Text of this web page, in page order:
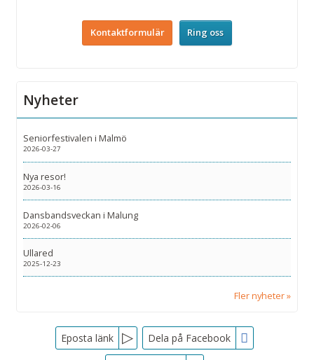
Kontaktformulär Ring oss
Nyheter
Seniorfestivalen i Malmö
2026-03-27
Nya resor!
2026-03-16
Dansbandsveckan i Malung
2026-02-06
Ullared
2025-12-23
Fler nyheter
FacebookEposta länk Dela på Facebook